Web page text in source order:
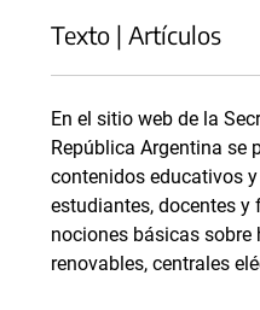
Texto | Artículos
En el sitio web de la
República Argentina se
contenidos educativos
estudiantes, docentes
nociones básicas sobre
renovables, centrales